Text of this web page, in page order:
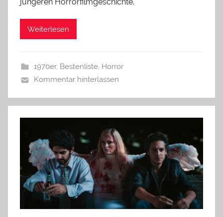
Weiterlesen
1970er, Bestenliste, Horror
Kommentar hinterlassen